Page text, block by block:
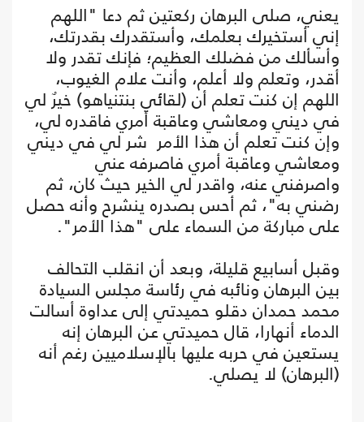
يعني، صلى البرهان ركعتين ثم دعا "اللهم
إني أستخيرك بعلمك، وأستقدرك بقدرتك،
وأسألك من فضلك العظيم؛ فإنك تقدر ولا
أقدر، وتعلم ولا أعلم، وأنت علام الغيوب،
اللهم إن كنت تعلم أن (لقائي بنتنياهو) خيرٌ لي
في ديني ومعاشي وعاقبة أمري فاقدره لي،
وإن كنت تعلم أن هذا الأمر شر لي في ديني
ومعاشي وعاقبة أمري فاصرفه عني
واصرفني عنه، واقدر لي الخير حيث كان، ثم
رضني به"، ثم أحس بصدره ينشرح وأنه حصل
على مباركة من السماء على "هذا الأمر".
وقبل أسابيع قليلة، وبعد أن انقلب التحالف
بين البرهان ونائبه في رئاسة مجلس السيادة
محمد حمدان دقلو حميدتي إلى عداوة أسالت
الدماء أنهارا، قال حميدتي عن البرهان إنه
يستعين في حربه عليها بالإسلاميين رغم أنه
(البرهان) لا يصلي.